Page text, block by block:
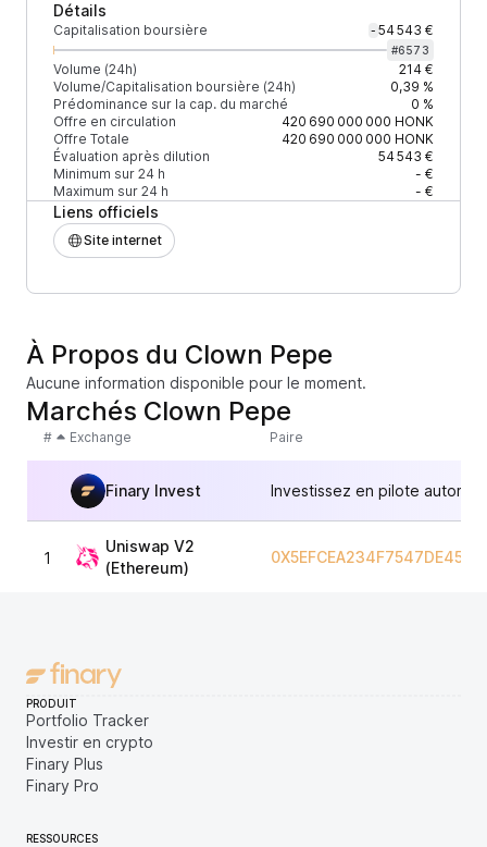
Détails
Capitalisation boursière - 54 543 €
#6573
Volume (24h)
214 €
Volume/Capitalisation boursière (24h)
0,39 %
Prédominance sur la cap. du marché
0 %
Offre en circulation
420 690 000 000 HONK
Offre Totale
420 690 000 000 HONK
Évaluation après dilution
54 543 €
Minimum sur 24 h
- €
Maximum sur 24 h
- €
Liens officiels
Site internet
À Propos du Clown Pepe
Aucune information disponible pour le moment.
Marchés Clown Pepe
# Exchange Paire
Finary Invest Investissez en pilote
1
Uniswap V2
(Ethereum)
PRODUIT
Portfolio Tracker
Investir en crypto
Finary Plus
Finary Pro
RESSOURCES